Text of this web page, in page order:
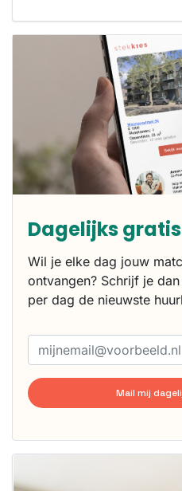
Dagelijks
Wil je elke dag jouw
ontvangen? Schrijf je
per dag de nieuwste
Mail mij